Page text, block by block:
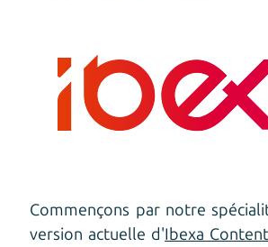
Commençons par notre
version actuelle d'Ibexa Content